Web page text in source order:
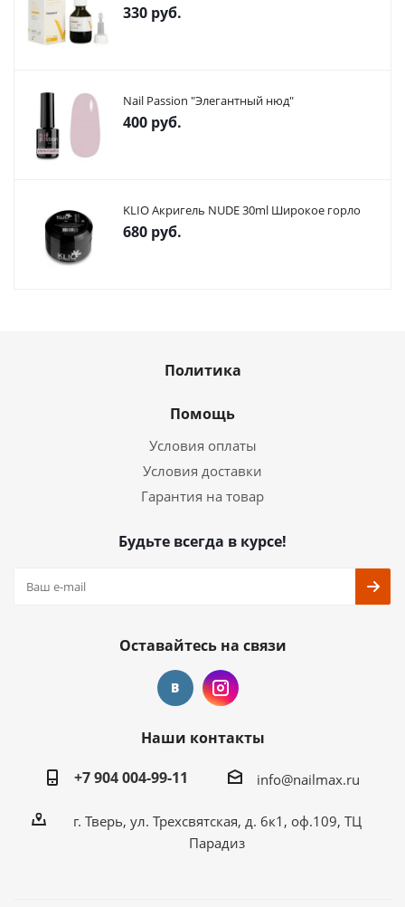
330 руб.
Nail Passion "Элегантный нюд"
400 руб.
KLIO Акригель NUDE 30ml Широкое горло
680 руб.
Политика
Помощь
Условия оплаты
Условия доставки
Гарантия на товар
Будьте всегда в курсе!
Оставайтесь на связи
Наши контакты
+7 904 004-99-11
info@nailmax.ru
г. Тверь, ул. Трехсвятская, д. 6к1, оф.109, ТЦ
Парадиз